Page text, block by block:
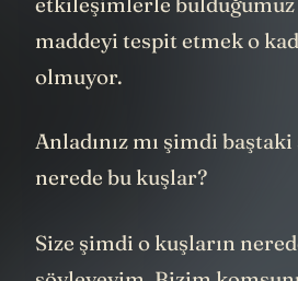
etkileşimlerle bulduğumuz
maddeyi tespit etmek o
olmuyor.
Anladınız mı şimdi
nerede bu kuşlar?
Size şimdi o kuşların